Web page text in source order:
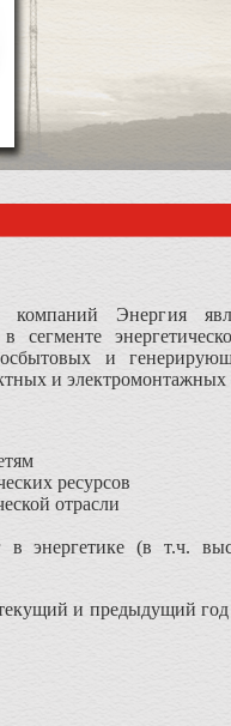
Энергия
сегменте
и
и электромонтажных
ресурсов
отрасли
в энергетике (в т.ч.
и предыдущий